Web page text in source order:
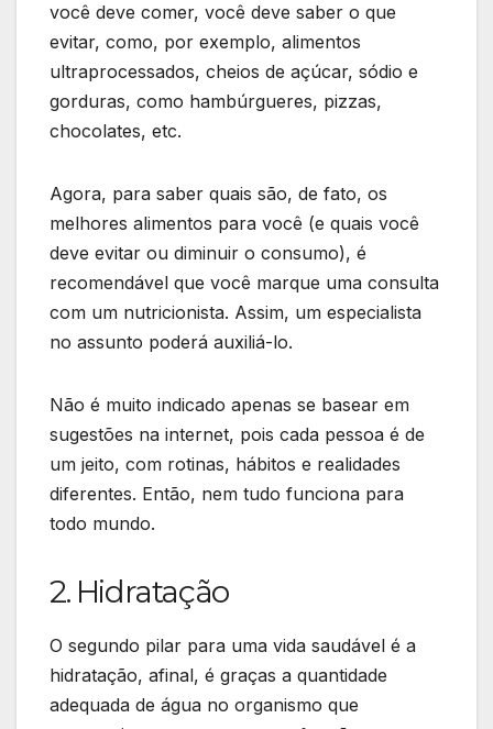
você deve comer, você deve saber o que
evitar, como, por exemplo, alimentos
ultraprocessados, cheios de açúcar, sódio e
gorduras, como hambúrgueres, pizzas,
chocolates, etc.
Agora, para saber quais são, de fato, os
melhores alimentos para você (e quais você
deve evitar ou diminuir o consumo), é
recomendável que você marque uma consulta
com um nutricionista. Assim, um especialista
no assunto poderá auxiliá-lo.
Não é muito indicado apenas se basear em
sugestões na internet, pois cada pessoa é de
um jeito, com rotinas, hábitos e realidades
diferentes. Então, nem tudo funciona para
todo mundo.
2. Hidratação
O segundo pilar para uma vida saudável é a
hidratação, afinal, é graças a quantidade
adequada de água no organismo que